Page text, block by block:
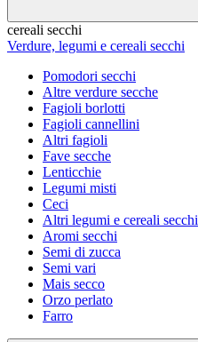
cereali secchi
Verdure, legumi e cereali secchi
Pomodori secchi
Altre verdure secche
Fagioli borlotti
Fagioli cannellini
Altri fagioli
Fave secche
Lenticchie
Legumi misti
Ceci
Altri legumi e cereali secchi
Aromi secchi
Semi di zucca
Semi vari
Mais secco
Orzo perlato
Farro